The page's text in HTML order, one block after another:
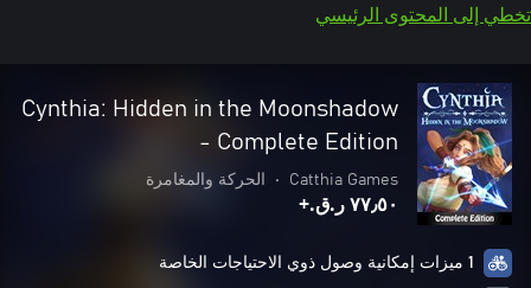
تخطي إلى المحتوى الرئيسي
Cynthia: Hidden in the Moonshadow
- Complete Edition
Catthia Games
• الحركة والمغامرة
٧٧٫٥٠ ر.ق.‏+
1 ميزات إمكانية وصول ذوي الاحتياجات الخاصة